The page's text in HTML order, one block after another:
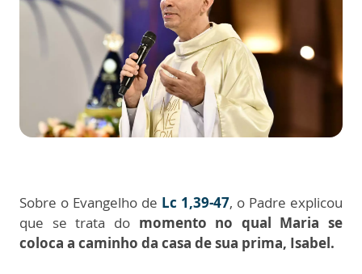
Sobre o Evangelho de Lc 1,39-47, o Padre explicou
que se trata domomento no qual Maria se
coloca a caminho da casa de sua prima, Isabel.